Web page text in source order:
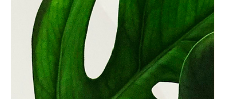
Sarah Buchilly
10 févr.
1 min de lecture
Données ouvertes, IA et immobilier